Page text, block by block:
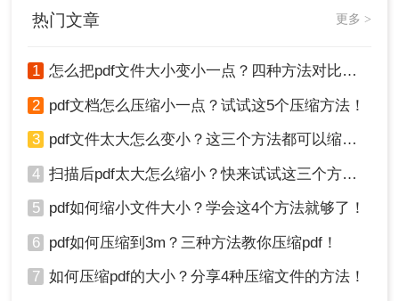
对于需要批量压缩大量PDF文件的用户来说，使用
专业的PDF压缩软件是一个更高效的选择。这些软
可以在保持文件质量的同时显著减小文件体积。
优点：压缩速度快，支持批量处理，能较好地
保持文件质量。
相对复杂。
推荐工具：转转大师
操作如下：
1、下载客户端，安装并打开。
热门文章 更多 >
1 怎么把pdf文件大小变小一点？四种方法对比，一看就懂！
2 pdf文档怎么压缩小一点？试试这5个压缩方法！
3 pdf文件太大怎么变小？这三个方法都可以缩小！
4 扫描后pdf太大怎么缩小？快来试试这三个方法！
5 pdf如何缩小文件大小？学会这4个方法就够了！
6 pdf如何压缩到3m？三种方法教你压缩pdf！
7 如何压缩pdf的大小？分享4种压缩文件的方法！